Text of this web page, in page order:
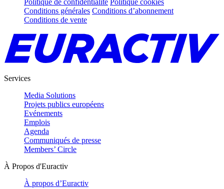
Conditions générales Conditions d’abonnement
Conditions de vente
Services
Media Solutions
Projets publics européens
Evénements
Emplois
Agenda
Communiqués de presse
Members’ Circle
À Propos d'Euractiv
À propos d’Euractiv